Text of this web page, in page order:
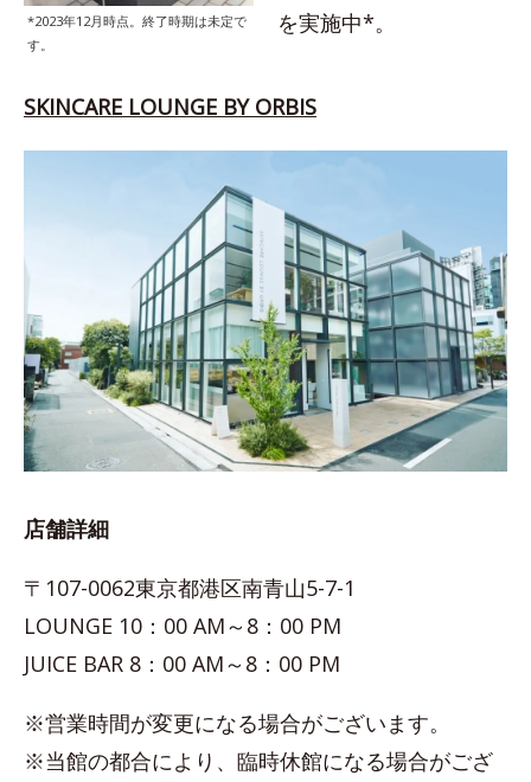
*2023年12月時点。終了時期は未定で
す。
を実施中*。
SKINCARE LOUNGE BY ORBIS
店舗詳細
〒107-0062東京都港区南青山5-7-1
LOUNGE 10：00 AM～8：00 PM
JUICE BAR 8：00 AM～8：00 PM
※営業時間が変更になる場合がございます。
※当館の都合により、臨時休館になる場合がござ